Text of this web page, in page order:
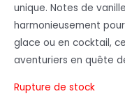
unique. Notes de
harmonieusement
glace ou en cocktail,
aventuriers en quête
Rupture de stock